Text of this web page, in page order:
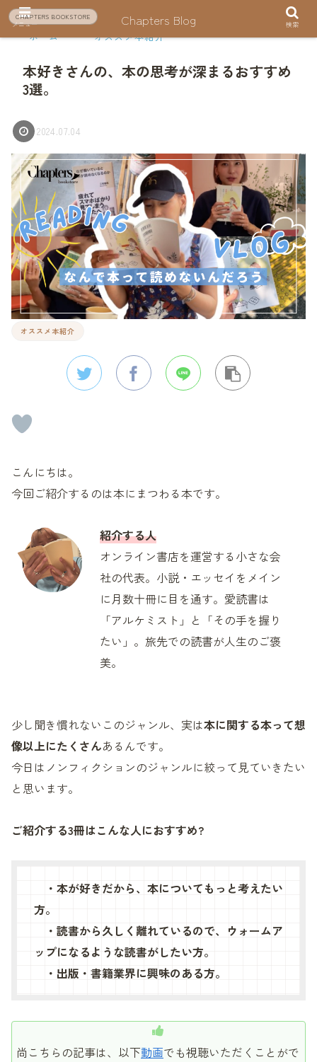
CHAPTERS BOOKSTORE
ホーム オススメ本紹介
本好きさんの、本の思考が深まるおすすめ
3選。
2024.07.04
オススメ本紹介
こんにちは。
今回ご紹介するのは本にまつわる本です。
紹介する人
オンライン書店を運営する小さな会
社の代表。小説・エッセイをメイン
に月数十冊に目を通す。愛読書は
「アルケミスト」と「その手を握り
たい」。旅先での読書が人生のご褒
美。
少し聞き慣れないこのジャンル、実は本に関する本って想
像以上にたくさんあるんです。
今日はノンフィクションのジャンルに絞って見ていきたい
と思います。
ご紹介する3冊はこんな人におすすめ?
・本が好きだから、本についてもっと考えたい
方。
・読書から久しく離れているので、ウォームア
ップになるような読書がしたい方。
・出版・書籍業界に興味のある方。
尚こちらの記事は、以下動画でも視聴いただくことがで
メニュー Chapters Blog 検索